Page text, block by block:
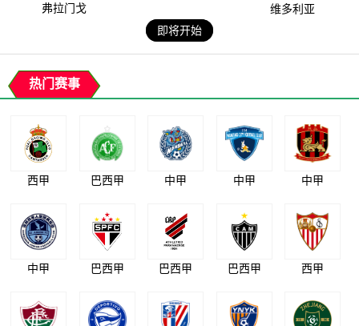
弗拉门戈
维多利亚
即将开始
热门赛事
西甲 巴西甲 中甲 中甲 中甲
中甲 巴西甲 巴西甲 巴西甲 西甲